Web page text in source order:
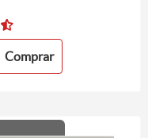
Comprar